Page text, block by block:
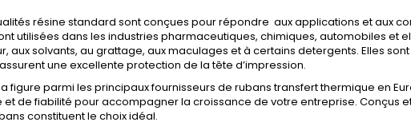
résine standard sont conçues pour répondre aux applications et aux
utilisées dans les industries pharmaceutiques, chimiques, automobiles et
aux solvants, au grattage, aux maculages et à certains detergents. Elles
assurent une excellente protection de la tête d’impression.
figure parmi les principaux fournisseurs de rubans transfert thermique en
et de fiabilité pour accompagner la croissance de votre entreprise. Conçus
constituent le choix idéal.